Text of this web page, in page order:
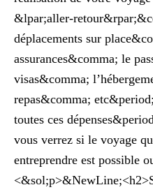
&lpar;aller-
déplacements sur
assurances&comma; le
visas&comma;
repas&comma;
toutes ces
vous verrez si le voyage
entreprendre est possible